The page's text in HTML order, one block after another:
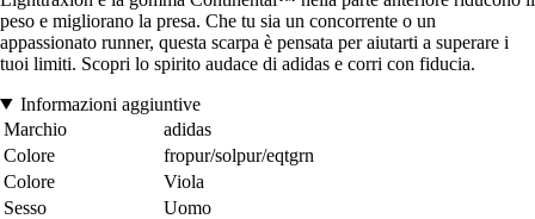
peso e migliorano la presa. Che tu sia un concorrente o un
appassionato runner, questa scarpa è pensata per aiutarti a superare i
tuoi limiti. Scopri lo spirito audace di adidas e corri con fiducia.
Informazioni aggiuntive
Marchio
adidas
Colore
fropur/solpur/eqtgrn
Colore
Viola
Sesso
Uomo